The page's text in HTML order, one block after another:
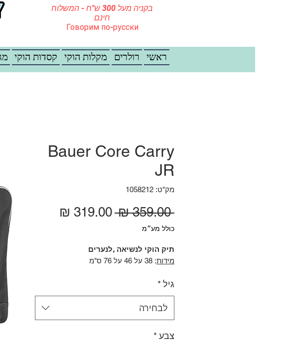
בקניה מעל 300 ש"ח - המשלוח
חינם
Говорим по-русски
ראשי רולרים מקלות הוקי קסדות הוקי
Bauer Core Carry
JR
מק"ט: 1058212
‏359.00 ‏₪ מחיר רגיל מחיר מבצע
כולל מע״מ
תיק הוקי לנשיאה ,לנערים
מידות: 38 על 46 על 76 ס"מ
גיל *
לבחירה
צבע *